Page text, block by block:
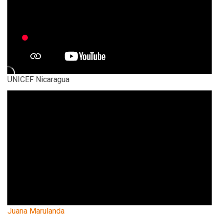
UNICEF Nicaragua
Juana Marulanda